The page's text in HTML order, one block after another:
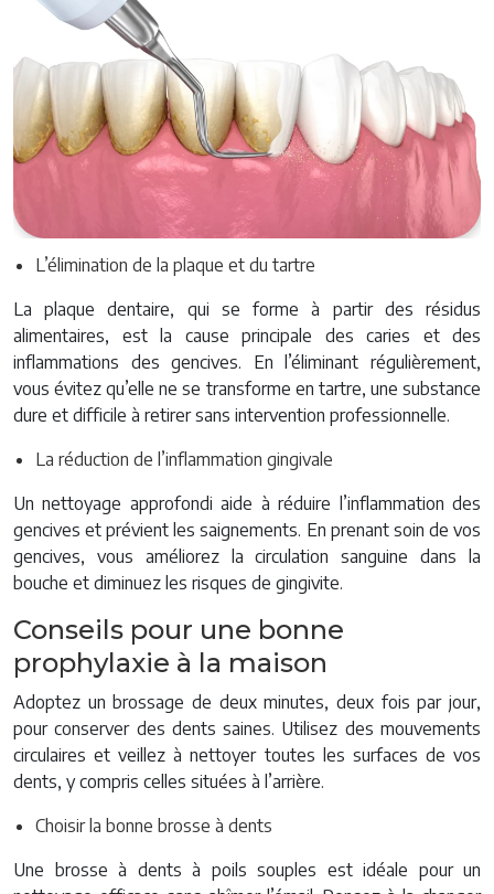
L’élimination de la plaque et du tartre
La plaque dentaire, qui se forme à partir des résidus
alimentaires, est la cause principale des caries et des
inflammations des gencives. En l’éliminant régulièrement,
vous évitez qu’elle ne se transforme en tartre, une substance
dure et difficile à retirer sans intervention professionnelle.
La réduction de l’inflammation gingivale
Un nettoyage approfondi aide à réduire l’inflammation des
gencives et prévient les saignements. En prenant soin de vos
gencives, vous améliorez la circulation sanguine dans la
bouche et diminuez les risques de gingivite.
Conseils pour une bonne
prophylaxie à la maison
Adoptez un brossage de deux minutes, deux fois par jour,
pour conserver des dents saines. Utilisez des mouvements
circulaires et veillez à nettoyer toutes les surfaces de vos
dents, y compris celles situées à l’arrière.
Choisir la bonne brosse à dents
Une brosse à dents à poils souples est idéale pour un